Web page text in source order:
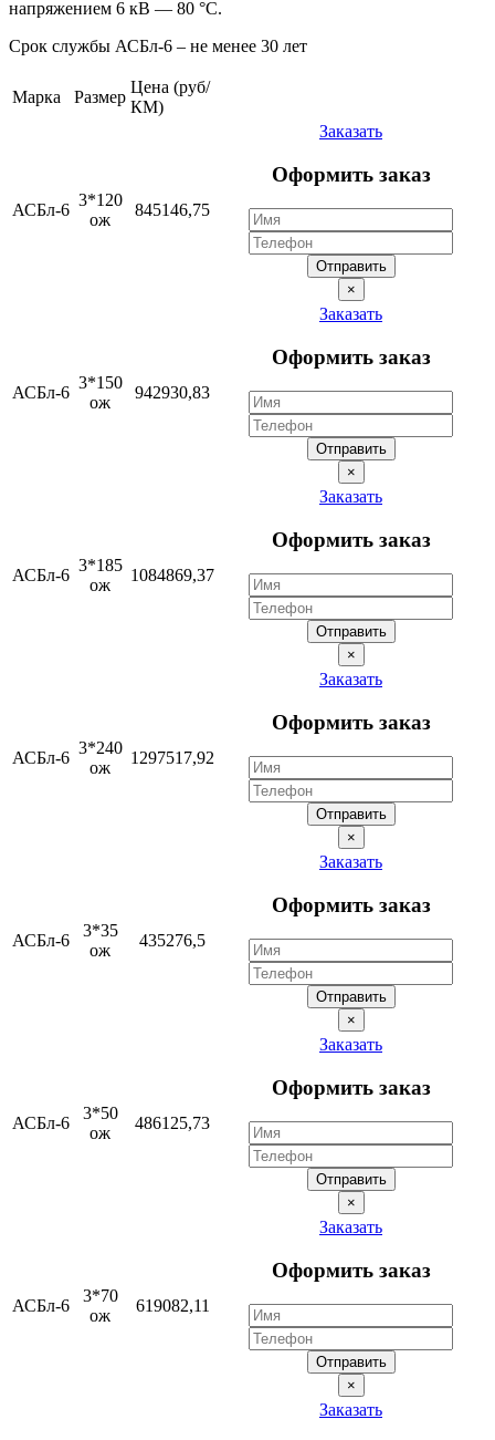
напряжением 6 кВ — 80 °С.
Срок службы АСБл-6 – не менее 30 лет
Марка Размер
Цена (руб/
КМ)
АСБл-6
3*120
ож
845146,75
Заказать
Оформить заказ
Отправить
×
АСБл-6
3*150
ож
942930,83
Заказать
Оформить заказ
Отправить
×
АСБл-6
3*185
ож
1084869,37
Заказать
Оформить заказ
Отправить
×
АСБл-6
3*240
ож
1297517,92
Заказать
Оформить заказ
Отправить
×
АСБл-6
3*35
ож
435276,5
Заказать
Оформить заказ
Отправить
×
АСБл-6
3*50
ож
486125,73
Заказать
Оформить заказ
Отправить
×
АСБл-6
3*70
ож
619082,11
Заказать
Оформить заказ
Отправить
×
Заказать